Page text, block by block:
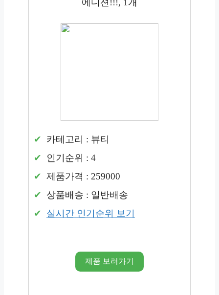
에디션!!!, 1개
카테고리 : 뷰티
인기순위 : 4
제품가격 : 259000
상품배송 : 일반배송
실시간 인기순위 보기
제품 보러가기